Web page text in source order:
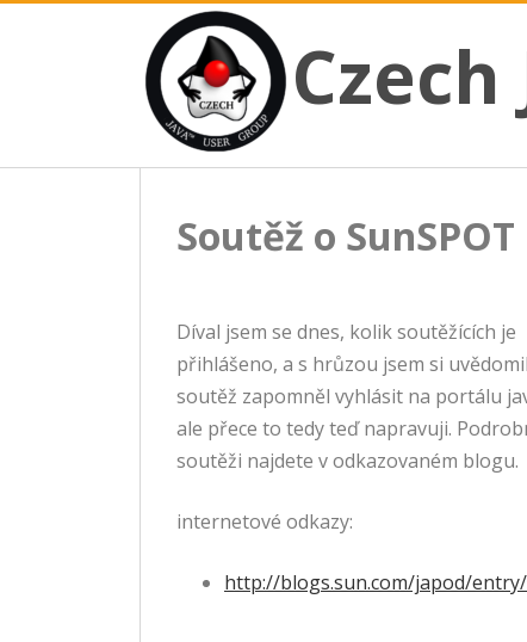
Czech JUG
CZECH JAVA USER GROUP
Czech
Soutěž o SunSPOT
Díval jsem se dnes, kolik soutěžících je
přihlášeno, a s hrůzou jsem si
soutěž zapomněl vyhlásit na portálu
ale přece to tedy teď napravuji.
soutěži najdete v odkazovaném blogu.
internetové odkazy:
http://blogs.sun.com/japod/entry/